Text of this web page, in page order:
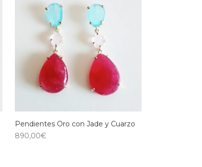
Pendientes Oro con Jade y Cuarzo
890,00€